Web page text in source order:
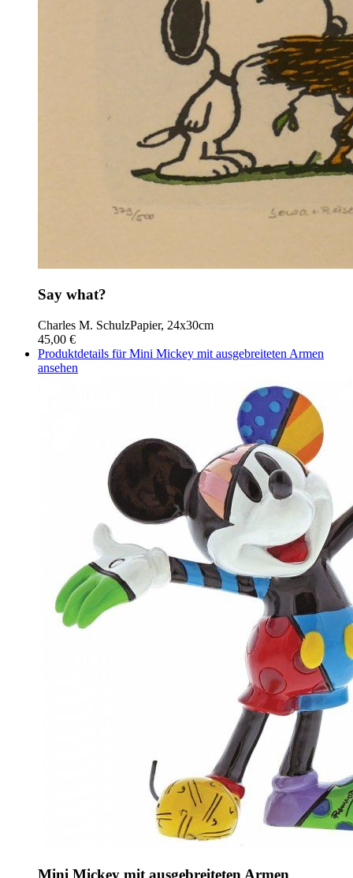
Say what?
Charles M. SchulzPapier, 24x30cm
45,00 €
Produktdetails für Mini Mickey mit ausgebreiteten Armen
ansehen
Mini Mickey mit ausgebreiteten Armen